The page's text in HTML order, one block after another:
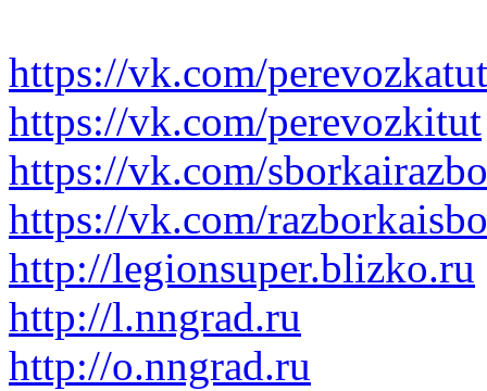
https://vk.com/perevozkatut
https://vk.com/perevozkitut
https://vk.com/
https://vk.com/
http://legionsuper.blizko.ru
http://l.nngrad.ru
http://o.nngrad.ru